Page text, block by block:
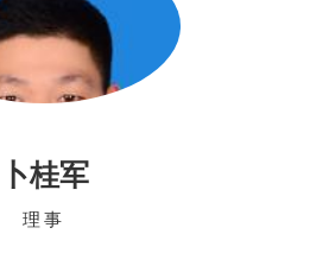
卜桂军
理事